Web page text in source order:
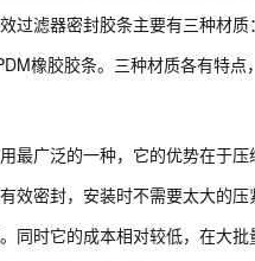
过滤器密封胶条主要有三种材质
橡胶胶条。三种材质各有特点
最广泛的一种，它的优势在于
效密封，安装时不需要太大的
同时它的成本相对较低，在大